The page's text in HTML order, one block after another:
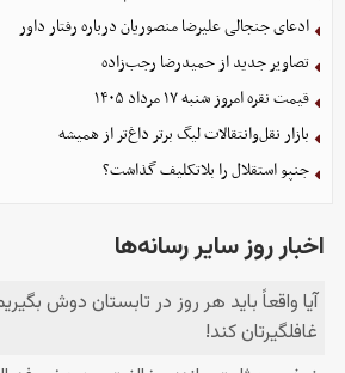
ادعای جنجالی علیرضا منصوریان درباره رفتار داور
تصاویر جدید از حمیدرضا رجب‌زاده
قیمت نقره امروز شنبه ۱۷ مرداد ۱۴۰۵
بازار نقل‌وانتقالات لیگ برتر داغ‌تر از همیشه
جنپو استقلال را بلاتکلیف گذاشت؟